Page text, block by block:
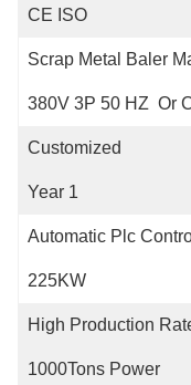
CE ISO
Scrap Metal Baler
380V 3P 50 HZ  Or
Customized
1 Year
Automatic Plc
225KW
High Production
1000Tons Power